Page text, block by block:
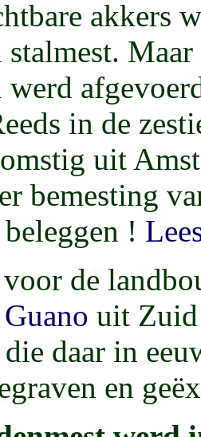
akkers
stalmest.
werd
in de
uit
bemesting
!
de
Guano uit
die daar in
en